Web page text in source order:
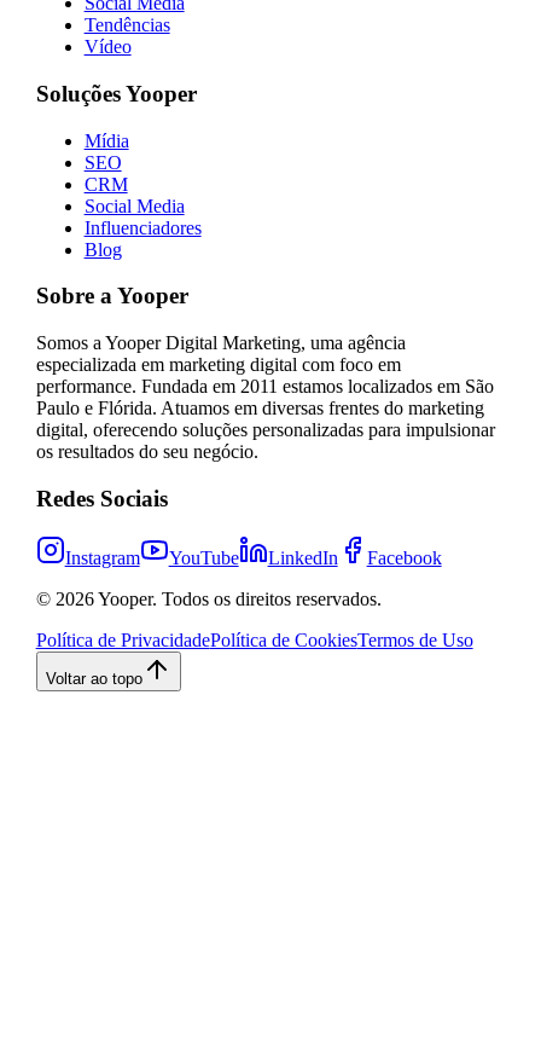
Tendências
Vídeo
Soluções Yooper
Mídia
SEO
CRM
Social Media
Influenciadores
Blog
Sobre a Yooper
Somos a Yooper Digital Marketing, uma agência
especializada em marketing digital com foco em
performance. Fundada em 2011 estamos localizados em São
Paulo e Flórida. Atuamos em diversas frentes do marketing
digital, oferecendo soluções personalizadas para impulsionar
os resultados do seu negócio.
Redes Sociais
Instagram YouTube LinkedIn
Facebook
© 2026Yooper. Todos os direitos reservados.
Política de PrivacidadePolítica de CookiesTermos de Uso
Voltar ao topo